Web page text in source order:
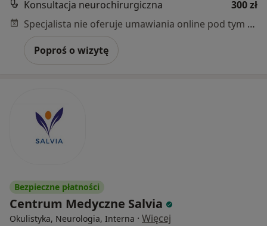
Konsultacja neurochirurgiczna
300 zł
Specjalista nie oferuje umawiania online pod tym adresem.
Poproś o wizytę
Bezpieczne płatności
Centrum Medyczne Salvia
Okulistyka, Neurologia, Interna · Więcej